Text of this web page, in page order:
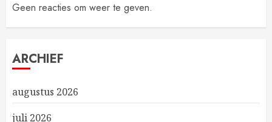
Geen reacties om weer te geven.
ARCHIEF
augustus 2026
juli 2026